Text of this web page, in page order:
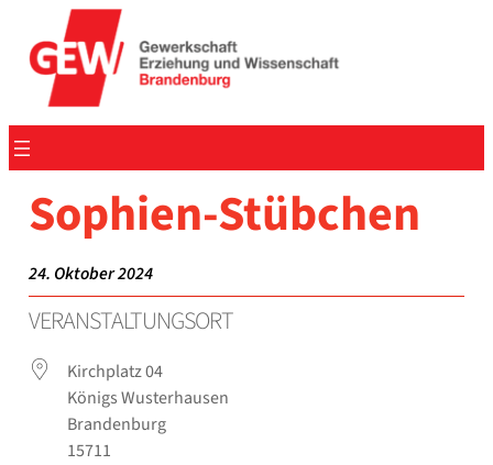
Inhalt
springen
Sophien-Stübchen
24. Oktober 2024
VER­AN­STAL­TUNGS­ORT
Kirch­platz 04
Königs Wus­ter­hau­sen
Bran­den­burg
15711